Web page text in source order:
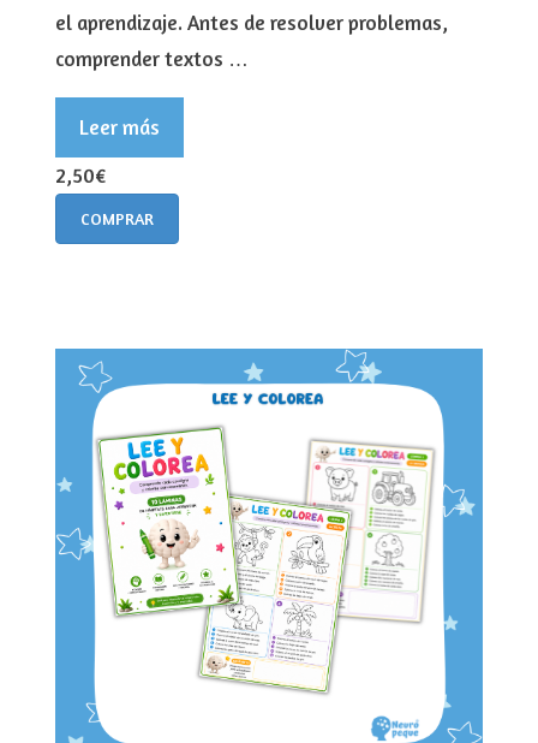
el aprendizaje. Antes de resolver problemas,
comprender textos …
Leer más
2,50€
COMPRAR